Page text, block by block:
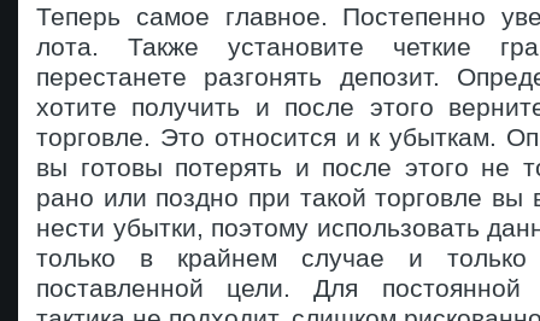
Теперь самое главное. Постепенно
лота. Также установите четкие
перестанете разгонять депозит.
хотите получить и после этого
торговле. Это относится и к убыткам.
вы готовы потерять и после этого не
рано или поздно при такой торговле вы
нести убытки, поэтому использовать
только в крайнем случае и только
поставленной цели. Для постоянной